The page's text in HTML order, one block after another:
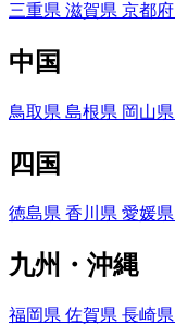
三重県 滋賀県 京都府
中国
鳥取県 島根県 岡山県
四国
徳島県 香川県 愛媛県
九州・沖縄
福岡県 佐賀県 長崎県